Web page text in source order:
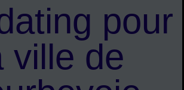
pour
ville de